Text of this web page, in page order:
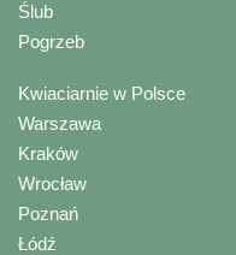
Ślub
Pogrzeb
Kwiaciarnie w Polsce
Warszawa
Kraków
Wrocław
Poznań
Łódź